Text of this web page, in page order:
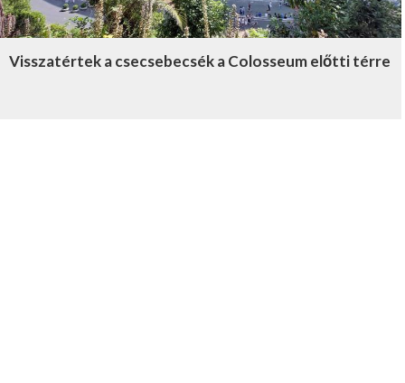
Visszatértek a csecsebecsék a Colosseum előtti térre